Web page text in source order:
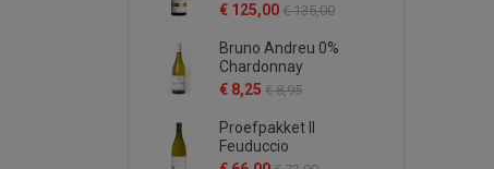
€ 125,00 € 135,00
Bruno Andreu 0%
Chardonnay
€ 8,25 € 8,95
Proefpakket Il
Feuduccio